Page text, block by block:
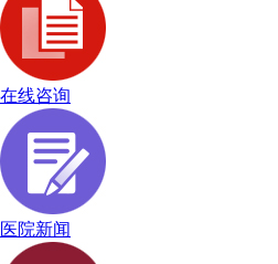
在线咨询
医院新闻